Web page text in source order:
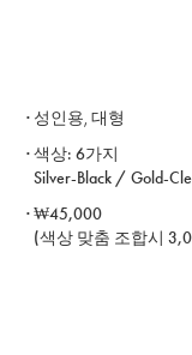
· 성인용, 대형
· ​색상: 6가지
Silver-Black / Gold-
· ₩45,000
(색상 맞춤 조합시